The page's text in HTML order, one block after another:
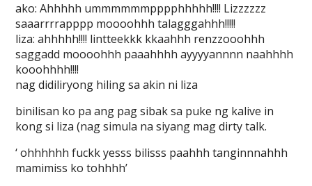
ako: Ahhhhh ummmmmmpppphhhhh!!!! Lizzzzzz
saaarrrrapppp moooohhh talagggahhh!!!!!
liza: ahhhhh!!!! lintteekkk kkaahhh renzzooohhh
saggadd moooohhh paaahhhh ayyyyannnn naahhhh
kooohhhh!!!!
nag didiliryong hiling sa akin ni liza
binilisan ko pa ang pag sibak sa puke ng kalive in
kong si liza (nag simula na siyang mag dirty talk.
‘ ohhhhhh fuckk yesss bilisss paahhh tanginnnahhh
mamimiss ko tohhhh’